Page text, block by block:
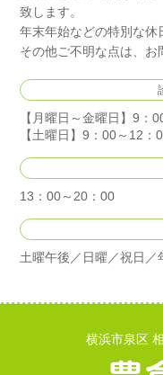
致します。
年末年始などの特別な休
その他ご不明な点は、お
【月曜日～金曜日】9
【土曜日】9：00～12：
13：00～20：00
土曜午後／日曜／祝日／
横浜市泉区